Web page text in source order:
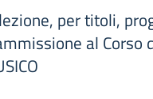
per titoli,
al